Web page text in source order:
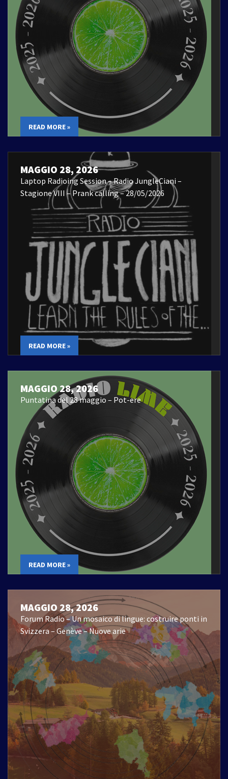
READ MORE »
MAGGIO 28, 2026
Laptop Radioing Session – Radio JungleCiani –
Stagione VIII – Prank calling – 28/05/2026
READ MORE »
MAGGIO 28, 2026
Puntatina del 28 maggio – Pot-ere
READ MORE »
MAGGIO 28, 2026
Forum Radio – Un mosaico di lingue: costruire ponti in
Svizzera – Genève – Nuove arie